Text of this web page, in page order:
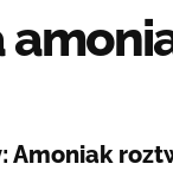
Amoniak